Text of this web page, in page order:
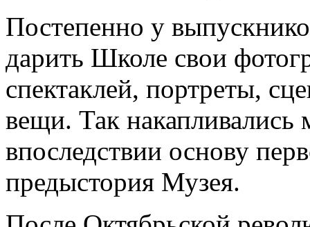
Постепенно у
дарить Школе свои
спектаклей, портреты,
вещи. Так
впоследствии основу
предыстория Музея.